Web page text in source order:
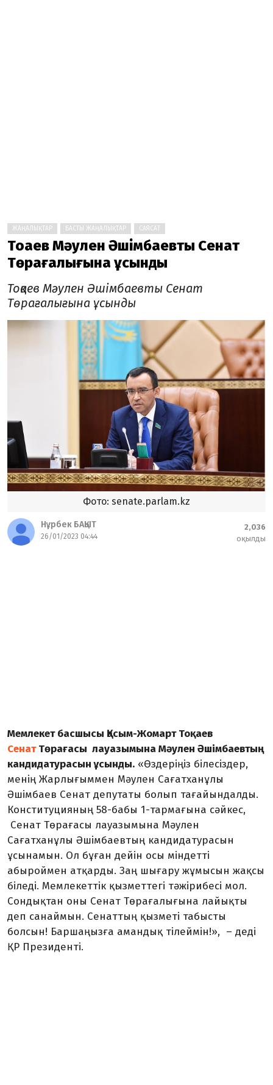
ЖАҢАЛЫҚТАР БАСТЫ ЖАҢАЛЫҚТАР САЯСАТ
Тоқаев Мәулен Әшімбаевты Сенат
Төрағалығына ұсынды
Тоқаев Мәулен Әшімбаевты Сенат
Төрағалығына ұсынды
Фото: senate.parlam.kz
Нұрбек БАҚЫТ
26/01/2023 04:44
2,036
оқылды
Мемлекет басшысы Қасым-Жомарт Тоқаев
СенатТөрағасы лауазымына Мәулен Әшімбаевтың
кандидатурасын ұсынды. «Өздеріңіз білесіздер,
менің Жарлығыммен Мәулен Сағатханұлы
Әшімбаев Сенат депутаты болып тағайындалды.
Конституцияның 58-бабы 1-тармағына сәйкес,
Сенат Төрағасы лауазымына Мәулен
Сағатханұлы Әшімбаевтың кандидатурасын
ұсынамын. Ол бұған дейін осы міндетті
абыроймен атқарды. Заң шығару жұмысын жақсы
біледі. Мемлекеттік қызметтегі тәжірибесі мол.
Сондықтан оны Сенат Төрағалығына лайықты
деп санаймын. Сенаттың қызметі табысты
болсын! Баршаңызға амандық тілеймін!», – деді
ҚР Президенті.